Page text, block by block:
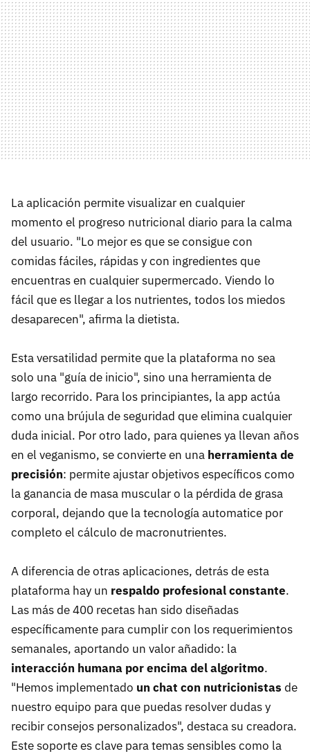
La aplicación permite visualizar en cualquier
momento el progreso nutricional diario para la calma
del usuario. "Lo mejor es que se consigue con
comidas fáciles, rápidas y con ingredientes que
encuentras en cualquier supermercado. Viendo lo
fácil que es llegar a los nutrientes, todos los miedos
desaparecen", afirma la dietista.
Esta versatilidad permite que la plataforma no sea
solo una "guía de inicio", sino una herramienta de
largo recorrido. Para los principiantes, la app actúa
como una brújula de seguridad que elimina cualquier
duda inicial. Por otro lado, para quienes ya llevan años
en el veganismo, se convierte en una herramienta de
precisión: permite ajustar objetivos específicos como
la ganancia de masa muscular o la pérdida de grasa
corporal, dejando que la tecnología automatice por
completo el cálculo de macronutrientes.
A diferencia de otras aplicaciones, detrás de esta
plataforma hay un respaldo profesional constante.
Las más de 400 recetas han sido diseñadas
específicamente para cumplir con los requerimientos
semanales, aportando un valor añadido: la
interacción humana por encima del algoritmo.
"Hemos implementado un chat con nutricionistas de
nuestro equipo para que puedas resolver dudas y
recibir consejos personalizados", destaca su creadora.
Este soporte es clave para temas sensibles como la